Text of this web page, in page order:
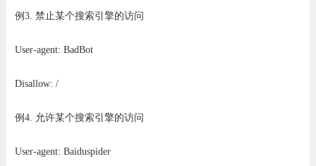
例3. 禁止某个搜索引擎的访问
User-agent: BadBot
Disallow: /
例4. 允许某个搜索引擎的访问
User-agent: Baiduspider